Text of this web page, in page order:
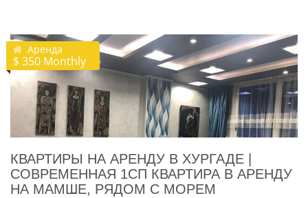
Аренда
$ 350 Monthly
КВАРТИРЫ НА АРЕНДУ В ХУРГАДЕ |
СОВРЕМЕННАЯ 1СП КВАРТИРА В АРЕНДУ
НА МАМШЕ, РЯДОМ С МОРЕМ